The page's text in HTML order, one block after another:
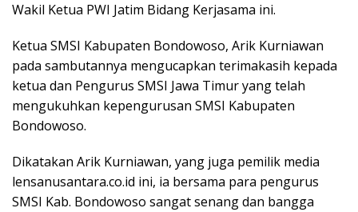
Wakil Ketua PWI Jatim Bidang Kerjasama ini.
Ketua SMSI Kabupaten Bondowoso, Arik Kurniawan
pada sambutannya mengucapkan terimakasih kepada
ketua dan Pengurus SMSI Jawa Timur yang telah
mengukuhkan kepengurusan SMSI Kabupaten
Bondowoso.
Dikatakan Arik Kurniawan, yang juga pemilik media
lensanusantara.co.id ini, ia bersama para pengurus
SMSI Kab. Bondowoso sangat senang dan bangga